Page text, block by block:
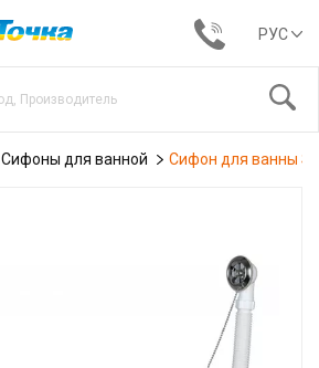
РУС
Сифоны для ванной Сифон для ванны